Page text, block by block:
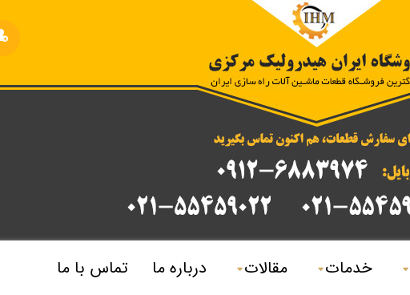
خدمات مقالات درباره ما تماس با ما